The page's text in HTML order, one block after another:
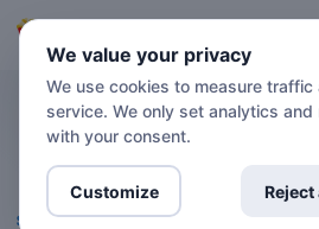
SETUP-
SETUP-ANLEITUNGEN
We value your privacy
We use cookies to measure traffic
service. We only set analytics
with your consent.
Customize Reject